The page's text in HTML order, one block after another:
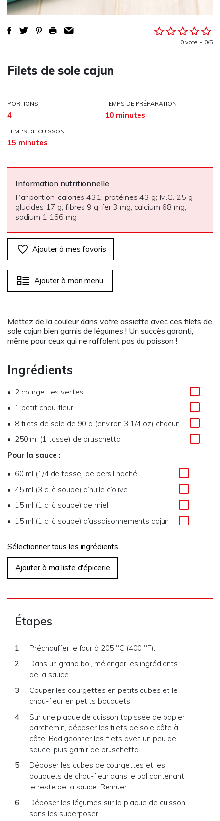
0 vote 0/5
Filets de sole cajun
PORTIONS
4
TEMPS DE PRÉPARATION
10 minutes
TEMPS DE CUISSON
15 minutes
Information nutritionnelle
Par portion: calories 431; protéines 43 g; M.G. 25 g;
glucides 17 g; fibres 9 g; fer 3 mg; calcium 68 mg;
sodium 1 166 mg
Ajouter à mes favoris
Ajouter à mon menu
Mettez de la couleur dans votre assiette avec ces filets de
sole cajun bien garnis de légumes ! Un succès garanti,
même pour ceux qui ne raffolent pas du poisson !
Ingrédients
2 courgettes vertes
1 petit chou-fleur
8 filets de sole de 90 g (environ 3 1/4 oz) chacun
250 ml (1 tasse) de bruschetta
Pour la sauce :
60 ml (1/4 de tasse) de persil haché
45 ml (3 c. à soupe) d’huile d’olive
15 ml (1 c. à soupe) de miel
15 ml (1 c. à soupe) d’assaisonnements cajun
Sélectionner tous les ingrédients
Ajouter à ma liste d'épicerie
Étapes
Préchauffer le four à 205 °C (400 °F).
Dans un grand bol, mélanger les ingrédients
de la sauce.
Couper les courgettes en petits cubes et le
chou-fleur en petits bouquets.
Sur une plaque de cuisson tapissée de papier
parchemin, déposer les filets de sole côte à
côte. Badigeonner les filets avec un peu de
sauce, puis garnir de bruschetta.
Déposer les cubes de courgettes et les
bouquets de chou-fleur dans le bol contenant
le reste de la sauce. Remuer.
Déposer les légumes sur la plaque de cuisson,
sans les superposer.